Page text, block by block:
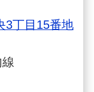
3丁目15番地